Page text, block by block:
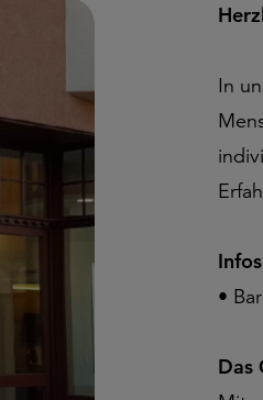
In
•
Das